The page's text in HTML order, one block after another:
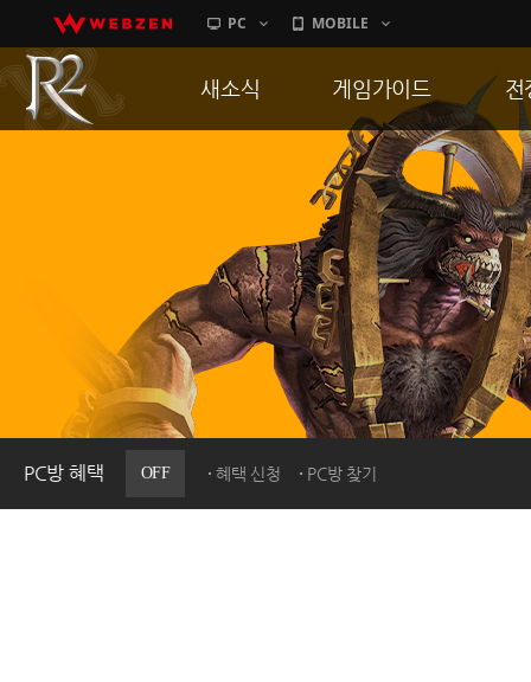
PC MOBILE
PC방 혜택 OFF 혜택 신청 PC방 찾기
새소식
이벤트
히스토리
PC방으로간다
게임가이드
게임 특징
서버가이드
신병훈련소
세부가이드
통합보급센터
전
통
공